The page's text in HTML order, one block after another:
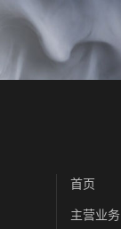
首页
主营业务